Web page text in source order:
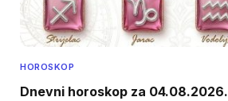
HOROSKOP
Dnevni horoskop za 04.08.2026.